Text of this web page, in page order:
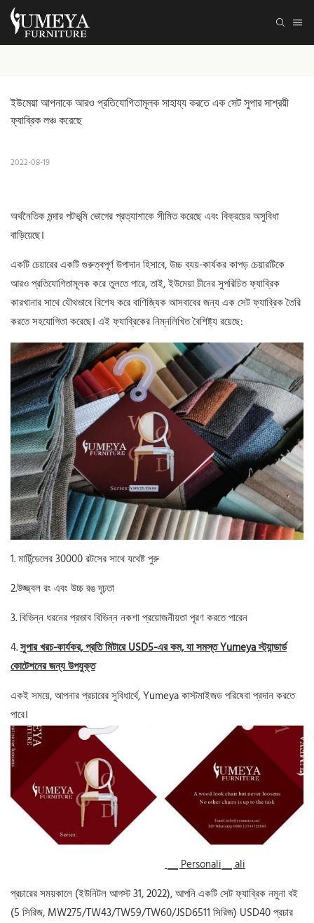
ইউমেয়া আপনাকে আরও প্রতিযোগিতামূলক সাহায্য করতে এক সেট সুপার সাশ্রয়ী
ফ্যাব্রিক লঞ্চ করেছে
2022-08-19
অর্থনৈতিক মন্দার পটভূমি ভোগের প্রত্যাশাকে সীমিত করেছে এবং বিক্রয়ের অসুবিধা
বাড়িয়েছে।
একটি চেয়ারের একটি গুরুত্বপূর্ণ উপাদান হিসাবে, উচ্চ ব্যয়-কার্যকর কাপড় চেয়ারটিকে
আরও প্রতিযোগিতামূলক করে তুলতে পারে, তাই, ইউমেয়া চীনের সুপরিচিত ফ্যাব্রিক
কারখানার সাথে যৌথভাবে বিশেষ করে বাণিজ্যিক আসবাবের জন্য এক সেট ফ্যাব্রিক তৈরি
করতে সহযোগিতা করেছে। এই ফ্যাব্রিকের নিম্নলিখিত বৈশিষ্ট্য রয়েছে:
1. মার্টিন্ডেলের 30000 রটসের সাথে যথেষ্ট পুরু
2.উজ্জ্বল রং এবং উচ্চ রঙ দৃঢ়তা
3. বিভিন্ন ধরনের প্রভাব বিভিন্ন নকশা প্রয়োজনীয়তা পূরণ করতে পারেন
4.সুপার খরচ-কার্যকর, প্রতি মিটারে USD5-এর কম, যা সমস্ত Yumeya স্ট্যান্ডার্ড
কোটেশনের জন্য উপযুক্ত
একই সময়ে, আপনার প্রচারের সুবিধার্থে, Yumeya কাস্টমাইজড পরিষেবা প্রদান করতে
পারে।
▁ Personali▁ ali
প্রচারের সময়কালে (ইউনিটল আগস্ট 31, 2022), আপনি একটি সেট ফ্যাব্রিক নমুনা বই
(5 সিরিজ, MW275/TW43/TW59/TW60/JSD6511 সিরিজ) USD40 প্রচার